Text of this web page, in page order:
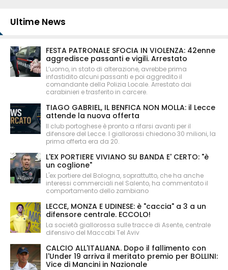
Ultime News
FESTA PATRONALE SFOCIA IN VIOLENZA: 42enne
aggredisce passanti e vigili. Arrestato
L’uomo, in stato di alterazione, avrebbe prima
infastidito alcuni passanti e poi aggredito il
comandante della Polizia Locale. Arrestato dai
carabinieri e trasferito in carcere.
TIAGO GABRIEL, IL BENFICA NON MOLLA: il Lecce
attende la nuova offerta
Il club portoghese è pronto a rifarsi avanti per il
difensore del Lecce. I giallorossi chiedono 30 milioni, la
prima offerta era da 20.
L'EX PORTIERE VIVIANO SU BANDA E' CERTO: "è
un coglione"
L'ex portiere del Bologna, soprattutto, che ha anche
interessi commerciali nel Salento, ha commentato il
comportamento dello zambiano
LECCE, MONZA E UDINESE: è "caccia" a 3 a un
difensore centrale. ECCOLO!
La società giallorossa sulle tracce di Asente, centrale
difensivo del Maccabi Tel Aviv
CALCIO ALL'ITALIANA. Dopo il fallimento con
l'Under 19 arriva il meritato premio per BOLLINI:
Vice di Mancini in Nazionale